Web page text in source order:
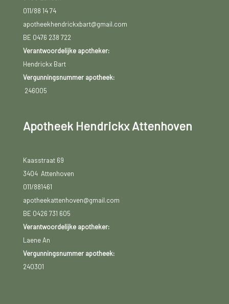
011/88 14 74
apotheekhendrickxbart@gmail.com
BE 0476 238 722
Verantwoordelijke apotheker:
Hendrickx Bart
Vergunningsnummer apotheek:
246005
Apotheek Hendrickx Attenhoven
Kaasstraat 69
3404 Attenhoven
011/881461
apotheekattenhoven@gmail.com
BE 0426 731 605
Verantwoordelijke apotheker:
Laene An
Vergunningsnummer apotheek:
240301